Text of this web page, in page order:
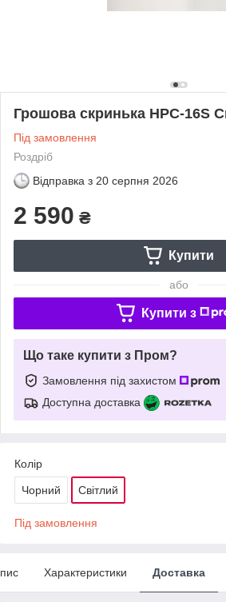
Грошова скринька HPC-16S
Під замовлення
Роздріб
Відправка з 20 серпня 2026
2 590 ₴
Купити
або
Купити з
Що таке купити з Пром?
Замовлення під захистом
Доступна доставка
Колір
Чорний Світлий
Під замовлення
Характеристики Доставка